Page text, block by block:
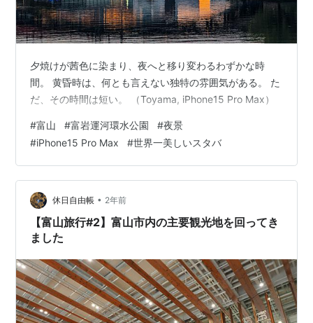
夕焼けが茜色に染まり、夜へと移り変わるわずかな時
間。 黄昏時は、何とも言えない独特の雰囲気がある。 た
だ、その時間は短い。 （Toyama, iPhone15 Pro Max）
#富山 #富岩運河環水公園 #夜景
#iPhone15 Pro Max #世界一美しいスタバ
休日自由帳 • 2年前
【富山旅行#2】富山市内の主要観光地を回ってき
ました